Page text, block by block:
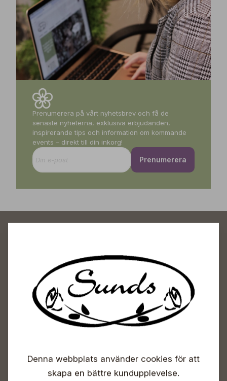
Prenumerera på vårt nyhetsbrev och få de
senaste nyheterna, exklusiva erbjudanden,
inspirerande tips och information om kommande
events – direkt till din inkorg!
Prenumerera
Sunds Trädgårdscenter
Öppet
Info & växel
Denna webbplats använder cookies för att
skapa en bättre kundupplevelse.